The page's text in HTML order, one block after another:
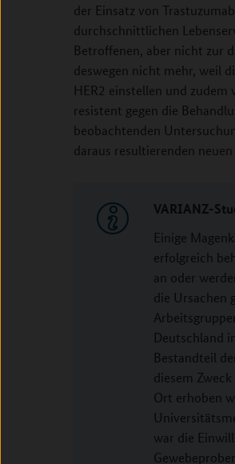
der Einsatz von
durchschnittlichen
Betroffenen, aber nicht zur
deswegen nicht mehr, weil
HER2 einstellen und zudem
resistent gegen die
beobachtenden
daraus resultierenden
VARIANZ-
Einige
erfolgreich
an oder
die Ursachen
Deutschland
Bestandteil
diesem
Ort erhoben
war die